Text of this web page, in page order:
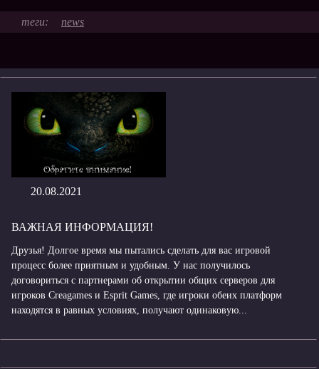
news
20.08.2021
ВАЖНАЯ ИНФОРМАЦИЯ!
Друзья! Долгое время мы пытались сделать для вас игровой
процесс более приятным и удобным. У нас получилось
договориться с партнерами об открытии общих серверов для
игроков Creagames и Esprit Games, где игроки обеих платформ
находятся в равных условиях, получают одинаковую...